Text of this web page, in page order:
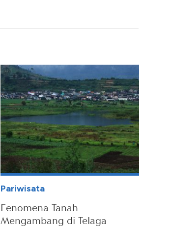
Pariwisata
Fenomena Tanah
Mengambang di Telaga